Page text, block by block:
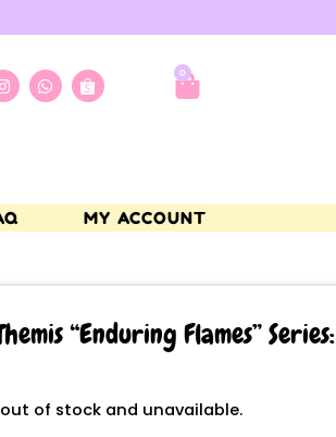
0
MY ACCOUNT
“Enduring Flames” Series:
of stock and unavailable.